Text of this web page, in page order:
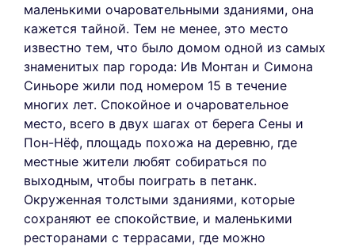
маленькими очаровательными зданиями, она
кажется тайной. Тем не менее, это место
известно тем, что было домом одной из самых
знаменитых пар города: Ив Монтан и Симона
Синьоре жили под номером 15 в течение
многих лет. Спокойное и очаровательное
место, всего в двух шагах от берега Сены и
Пон-Нёф, площадь похожа на деревню, где
местные жители любят собираться по
выходным, чтобы поиграть в петанк.
Окруженная толстыми зданиями, которые
сохраняют ее спокойствие, и маленькими
ресторанами с террасами, где можно